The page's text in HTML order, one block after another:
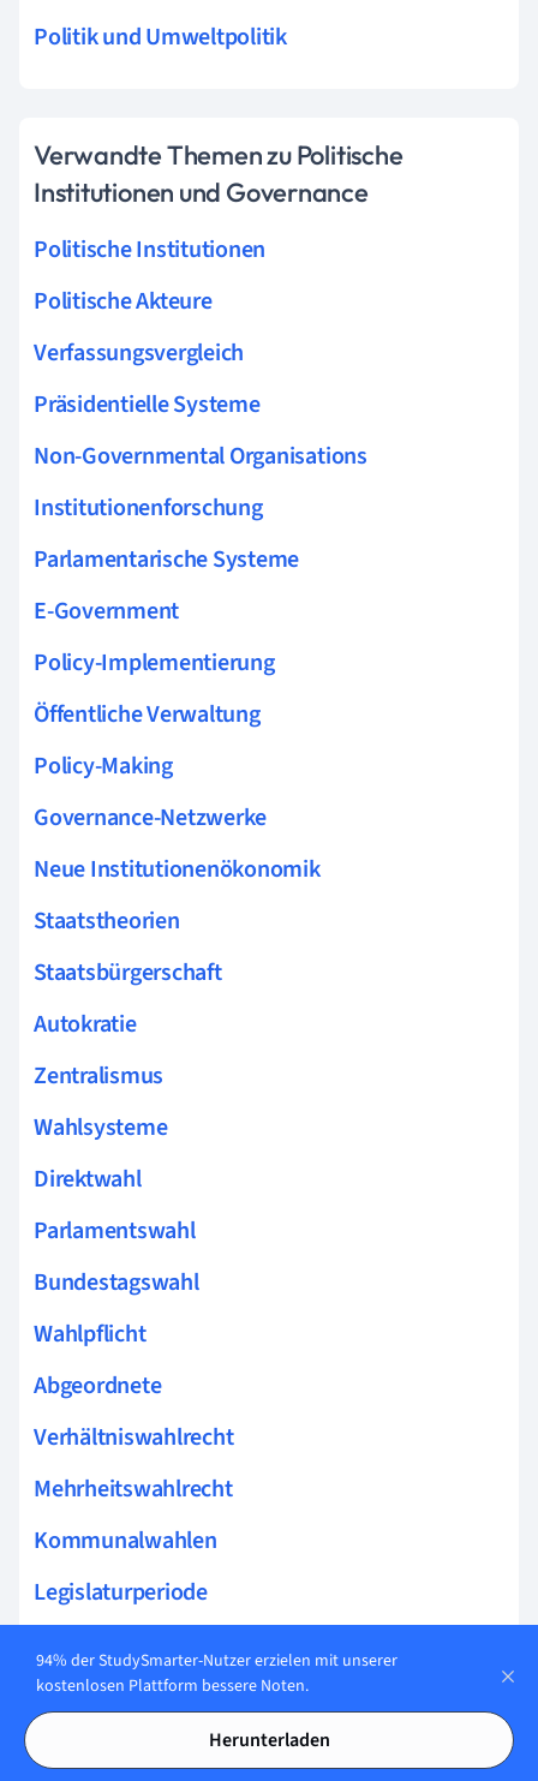
Politik und Umweltpolitik
Verwandte Themen zu Politische
Institutionen und Governance
Politische Institutionen
Politische Akteure
Verfassungsvergleich
Präsidentielle Systeme
Non-Governmental Organisations
Institutionenforschung
Parlamentarische Systeme
E-Government
Policy-Implementierung
Öffentliche Verwaltung
Policy-Making
Governance-Netzwerke
Neue Institutionenökonomik
Staatstheorien
Staatsbürgerschaft
Autokratie
Zentralismus
Wahlsysteme
Direktwahl
Parlamentswahl
Bundestagswahl
Wahlpflicht
Abgeordnete
Verhältniswahlrecht
Mehrheitswahlrecht
Kommunalwahlen
Legislaturperiode
Soziale Probleme
Politisches System Deutschland
94% der StudySmarter-Nutzer erzielen mit unserer
kostenlosen Plattform bessere Noten.
Herunterladen